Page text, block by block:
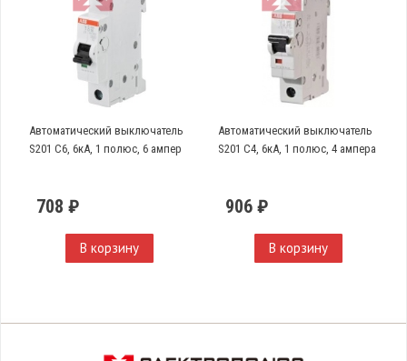
Автоматический выключатель
S201 C6, 6кА, 1 полюс, 6 ампер
708 ₽
В корзину
Автоматический выключатель
S201 C4, 6кА, 1 полюс, 4 ампера
906 ₽
В корзину